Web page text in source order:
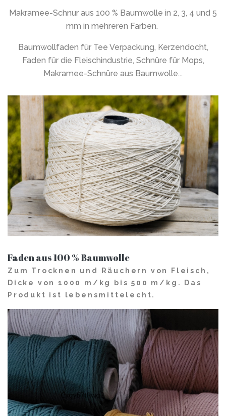
Makramee-Schnur aus 100 % Baumwolle in 2, 3, 4 und 5
mm in mehreren Farben.
Baumwollfaden für Tee Verpackung, Kerzendocht,
Faden für die Fleischindustrie, Schnüre für Mops,
Makramee-Schnüre aus Baumwolle...
Faden aus 100 % Baumwolle
Zum Trocknen und Räuchern von Fleisch,
Dicke von 1000 m/kg bis 500 m/kg. Das
Produkt ist lebensmittelecht.